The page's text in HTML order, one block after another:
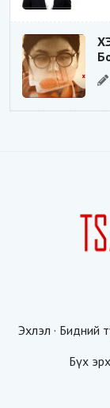
Эхлэл · Бидний
Бүх